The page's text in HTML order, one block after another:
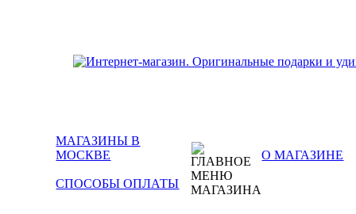
МАГАЗИНЫ В
МОСКВЕ
О МАГАЗИНЕ
СПОСОБЫ ОПЛАТЫ